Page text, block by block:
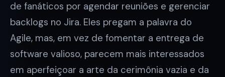
de fanáticos por agendar reuniões e gerenciar
backlogs no Jira. Eles pregam a palavra do
Agile, mas, em vez de fomentar a entrega de
software valioso, parecem mais interessados
em aperfeiçoar a arte da cerimônia vazia e da